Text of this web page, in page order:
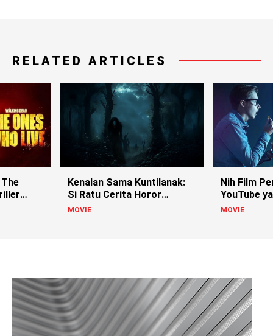
RELATED ARTICLES
Kenalan Sama Kuntilanak:
Si Ratu Cerita Horor
Indonesia!
MOVIE
Nih Film
YouTube
MOVIE